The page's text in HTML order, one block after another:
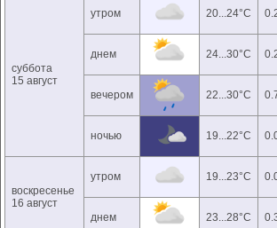
суббота
15 август
утром 20...24°C
днем 24...30°C
вечером 22...30°C
ночью 19...22°C
воскресенье
16 август
утром 19...23°C
днем 23...28°C